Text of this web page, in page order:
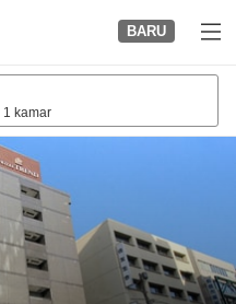
BARU
1 kamar